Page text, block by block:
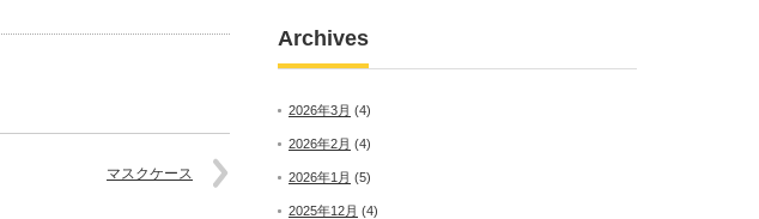
マスクケース
Archives
2026年3月 (4)
2026年2月 (4)
2026年1月 (5)
2025年12月 (4)